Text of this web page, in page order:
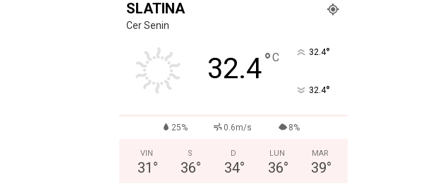
SLATINA
Cer Senin
32.4°C 32.4°
32.4°
25% 0.6m/s 8%
VIN
31 °
S
36°
D
34°
LUN
36°
MAR
39°